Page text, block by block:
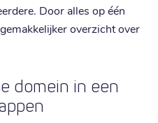
Door alles op één
overzicht over
domein in een